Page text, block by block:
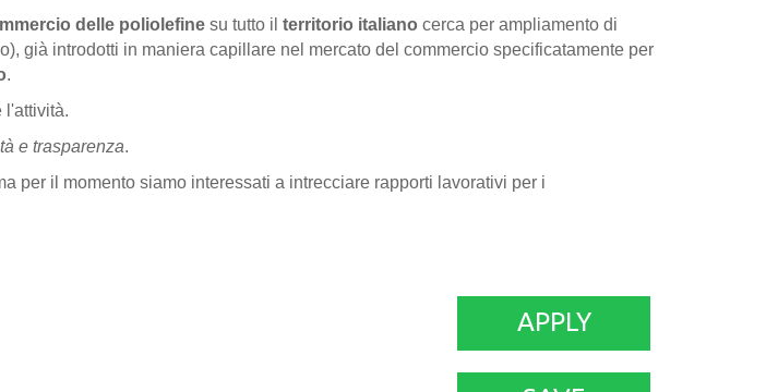
delle poliolefine su tutto il territorio italiano cerca per ampliamento di
già introdotti in maniera capillare nel mercato del commercio specificatamente per
.
l'attività.
e trasparenza.
per il momento siamo interessati a intrecciare rapporti lavorativi per i
APPLY